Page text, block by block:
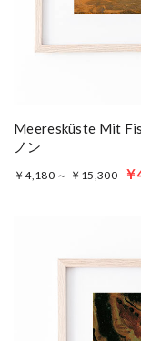
Meeresküste Mit
ノン
￥4,180 ～ ￥15,300